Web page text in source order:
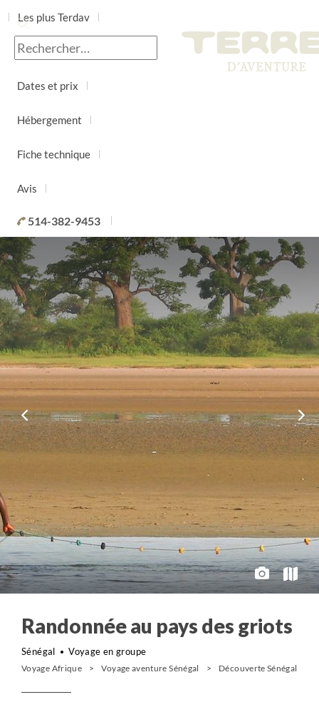
Les plus Terdav
Jour par jour
Dates et prix
Hébergement
Fiche technique
Avis
514-382-9453
Randonnée au pays des griots
Sénégal Voyage en groupe
Voyage Afrique Voyage aventure Sénégal Découverte Sénégal